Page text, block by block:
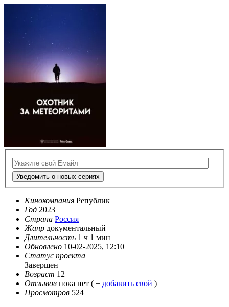
Уведомить о новых сериях
Кинокомпания Републик
Год 2023
Страна Россия
Жанр документальный
Длительность 1 ч 1 мин
Обновлено 10-02-2025, 12:10
Статус проекта
Завершен
Возраст 12+
Отзывов пока нет ( + добавить свой )
Просмотров 524